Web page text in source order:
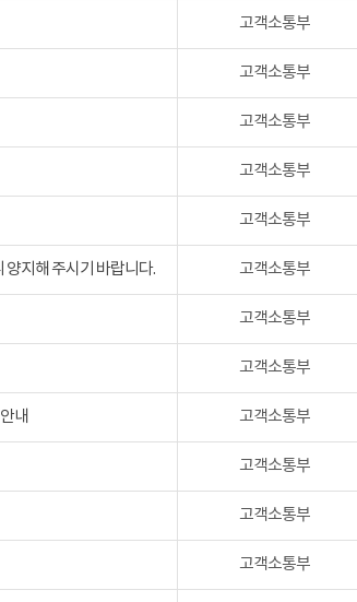
고객소통부
고객소통부
고객소통부
고객소통부
고객소통부
양지해 주시기 바랍니다. 고객소통부
고객소통부
고객소통부
내 고객소통부
고객소통부
고객소통부
고객소통부